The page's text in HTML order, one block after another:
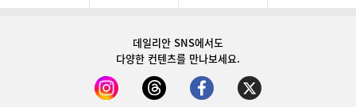
데일리안 SNS에서도
다양한 컨텐츠를 만나보세요.